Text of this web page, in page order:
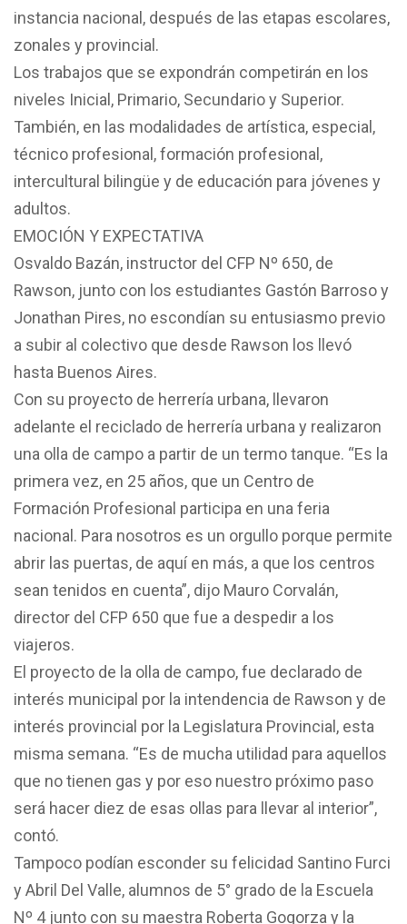
instancia nacional, después de las etapas escolares,
zonales y provincial.
Los trabajos que se expondrán competirán en los
niveles Inicial, Primario, Secundario y Superior.
También, en las modalidades de artística, especial,
técnico profesional, formación profesional,
intercultural bilingüe y de educación para jóvenes y
adultos.
EMOCIÓN Y EXPECTATIVA
Osvaldo Bazán, instructor del CFP Nº 650, de
Rawson, junto con los estudiantes Gastón Barroso y
Jonathan Pires, no escondían su entusiasmo previo
a subir al colectivo que desde Rawson los llevó
hasta Buenos Aires.
Con su proyecto de herrería urbana, llevaron
adelante el reciclado de herrería urbana y realizaron
una olla de campo a partir de un termo tanque. “Es la
primera vez, en 25 años, que un Centro de
Formación Profesional participa en una feria
nacional. Para nosotros es un orgullo porque permite
abrir las puertas, de aquí en más, a que los centros
sean tenidos en cuenta”, dijo Mauro Corvalán,
director del CFP 650 que fue a despedir a los
viajeros.
El proyecto de la olla de campo, fue declarado de
interés municipal por la intendencia de Rawson y de
interés provincial por la Legislatura Provincial, esta
misma semana. “Es de mucha utilidad para aquellos
que no tienen gas y por eso nuestro próximo paso
será hacer diez de esas ollas para llevar al interior”,
contó.
Tampoco podían esconder su felicidad Santino Furci
y Abril Del Valle, alumnos de 5° grado de la Escuela
Nº 4 junto con su maestra Roberta Gogorza y la